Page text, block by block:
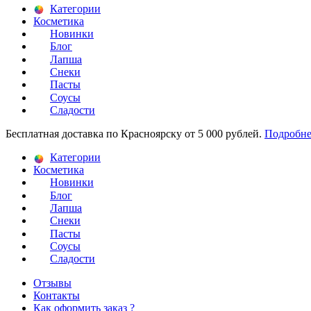
Категории
Косметика
Новинки
Блог
Лапша
Снеки
Пасты
Соусы
Сладости
Бесплатная доставка по Красноярску от 5 000 рублей.
Категории
Косметика
Новинки
Блог
Лапша
Снеки
Пасты
Соусы
Сладости
Отзывы
Контакты
Как оформить заказ ?